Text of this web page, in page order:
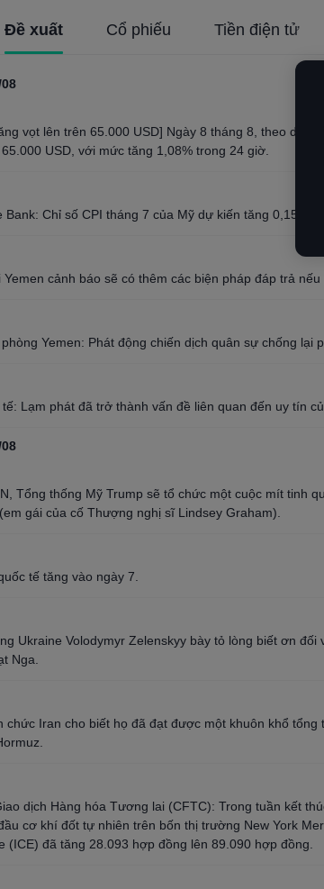
Đề xuất Cổ phiếu Tiền điện tử
vọt lên trên 65.000 USD] Ngày 8 tháng 8, theo dữ
USD, với mức tăng 1,08% trong 24 giờ.
Bank: Chỉ số CPI tháng 7 của Mỹ dự kiến ​​tăng 0,15%
Yemen cảnh báo sẽ có thêm các biện pháp đáp trả
Yemen: Phát động chiến dịch quân sự chống lại
tế: Lạm phát đã trở thành vấn đề liên quan đến uy tín
Tổng thống Mỹ Trump sẽ tổ chức một cuộc mít tinh
gái của cố Thượng nghị sĩ Lindsey Graham).
tế tăng vào ngày 7.
Ukraine Volodymyr Zelenskyy bày tỏ lòng biết ơn
Nga.
chức Iran cho biết họ đã đạt được một khuôn khổ
dịch Hàng hóa Tương lai (CFTC): Trong tuần kết
cơ khí đốt tự nhiên trên bốn thị trường New York
(ICE) đã tăng 28.093 hợp đồng lên 89.090 hợp đồng.